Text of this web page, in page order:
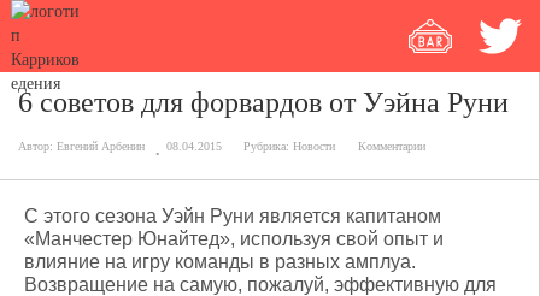
6 советов для форвардов от Уэйна Руни
Автор: Евгений Арбенин 08.04.2015 Рубрика: Новости Комментарии
С этого сезона Уэйн Руни является капитаном
«Манчестер Юнайтед», используя свой опыт и
влияние на игру команды в разных амплуа.
Возвращение на самую, пожалуй, эффективную для